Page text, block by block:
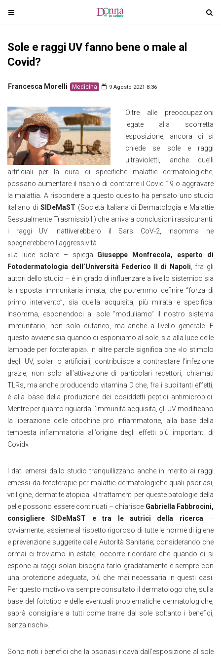
T
o
g
l
n
v
g
a
t
i
n
T
o
t
Sole e raggi UV fanno bene o male al
Covid?
Francesca Morelli Medicina 9 Agosto 2021 8:36
Oltre alle preoccupazioni
legate alla scorretta
esposizione, ancora ci si
chiede se sole e raggi
ultravioletti, anche quelli
artificiali per la cura di specifiche malattie dermatologiche,
possano aumentare il rischio di contrarre il Covid 19 o aggravare
la malattia. A rispondere a questo quesito ha pensato uno studio
italiano di SIDeMaST (Società Italiana di Dermatologia e Malattie
Sessualmente Trasmissibili) che arriva a conclusioni rassicuranti:
i raggi UV inattiverebbero il Sars CoV-2, insomma ne
spegnerebbero l’aggressività.
«La luce solare – spiega Giuseppe Monfrecola, esperto di
Fotodermatologia dell’Università Federico II di Napoli , fra gli
autori dello studio – è in grado di influenzare a livello sistemico sia
la risposta immunitaria innata, che potremmo definire “forza di
primo intervento”, sia quella acquisita, più mirata e specifica.
Insomma, esponendoci al sole “moduliamo” il nostro sistema
immunitario, non solo cutaneo, ma anche a livello generale. E
questo avviene sia quando ci esponiamo al sole, sia alla luce delle
lampade per fototerapia». In altre parole significa che «lo stimolo
degli UV, solari o artificiali, contribuisce a contrastare l’infezione
grazie, non solo all’attivazione di particolari recettori, chiamati
TLRs, ma anche producendo vitamina D che, fra i suoi tanti effetti,
è alla base della produzione dei cosiddetti peptidi antimicrobici.
Mentre per quanto riguarda l’immunità acquisita, gli UV modificano
la liberazione delle citochine pro infiammatorie, alla base della
tempesta infiammatoria all’origine degli effetti più importanti di
Covid».
I dati emersi dallo studio tranquillizzano anche in merito ai raggi
emessi da fototerapie per malattie dermatologiche quali psoriasi,
vitiligine, dermatite atopica. «I trattamenti per queste patologie della
pelle possono essere continuati – chiarisce Gabriella Fabbrocini,
consigliere SIDeMaST e tra le autrici della ricerca –
ovviamente, assieme al rispetto rigoroso di tutte le norme di igiene
e prevenzione suggerite dalle Autorità Sanitarie; considerando che
ormai ci troviamo in estate, occorre ricordare che quando ci si
espone ai raggi solari bisogna farlo gradatamente e sempre con
una protezione adeguata, più che mai necessaria in questi casi.
Per questo motivo va sempre consultato il dermatologo che, sulla
base del fototipo e delle eventuali problematiche dermatologiche,
saprà consigliare a tutti come trarre dal sole soltanto i benefici,
senza rischi».
Sono noti i benefici che la psoriasi ricava dall’esposizione al sole